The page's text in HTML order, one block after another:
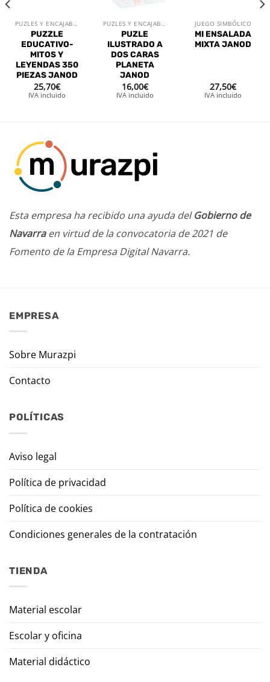
PUZLES Y ENCAJABLES
PUZZLE
EDUCATIVO-
MITOS Y
LEYENDAS 350
PIEZAS JANOD
25,70€
IVA incluido
PUZLES Y ENCAJABLES
PUZLE
ILUSTRADO A
DOS CARAS
PLANETA
JANOD
16,00€
IVA incluido
JUEGO SIMBÓLICO
MI ENSALADA
MIXTA JANOD
27,50€
IVA incluido
Esta empresa ha recibido una ayuda delGobierno de
Navarraen virtud de la convocatoria de 2021 de
Fomento de la Empresa Digital Navarra.
EMPRESA
Sobre Murazpi
Contacto
POLÍTICAS
Aviso legal
Política de privacidad
Política de cookies
Condiciones generales de la contratación
TIENDA
Material escolar
Escolar y oficina
Material didáctico